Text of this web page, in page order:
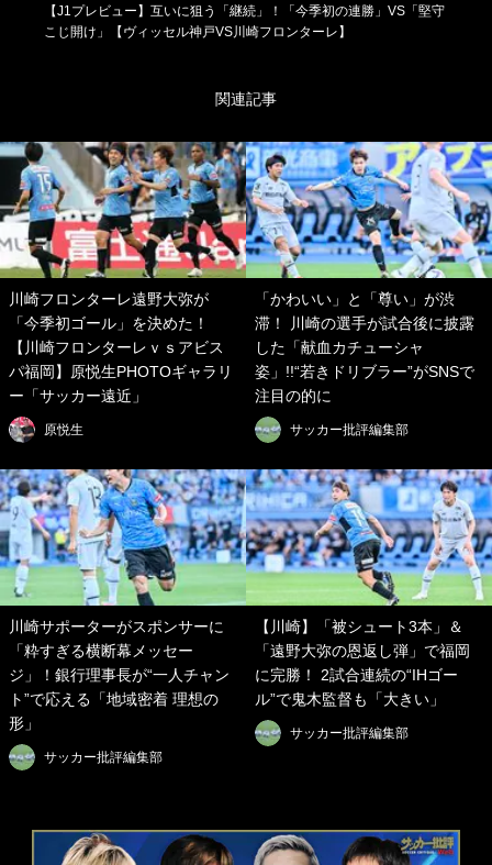
【J1プレビュー】互いに狙う「継続」！「今季初の連勝」VS「堅守
こじ開け」【ヴィッセル神戸VS川崎フロンターレ】
関連記事
川崎フロンターレ遠野大弥が
「今季初ゴール」を決めた！
【川崎フロンターレｖｓアビス
パ福岡】原悦生PHOTOギャラリ
ー「サッカー遠近」
原悦生
「かわいい」と「尊い」が渋
滞！ 川崎の選手が試合後に披露
した「献血カチューシャ
姿」!!“若きドリブラー”がSNSで
注目の的に
サッカー批評編集部
川崎サポーターがスポンサーに
「粋すぎる横断幕メッセー
ジ」！銀行理事長が“一人チャン
ト”で応える「地域密着 理想の
形」
サッカー批評編集部
【川崎】「被シュート3本」＆
「遠野大弥の恩返し弾」で福岡
に完勝！ 2試合連続の“IHゴー
ル”で鬼木監督も「大きい」
サッカー批評編集部